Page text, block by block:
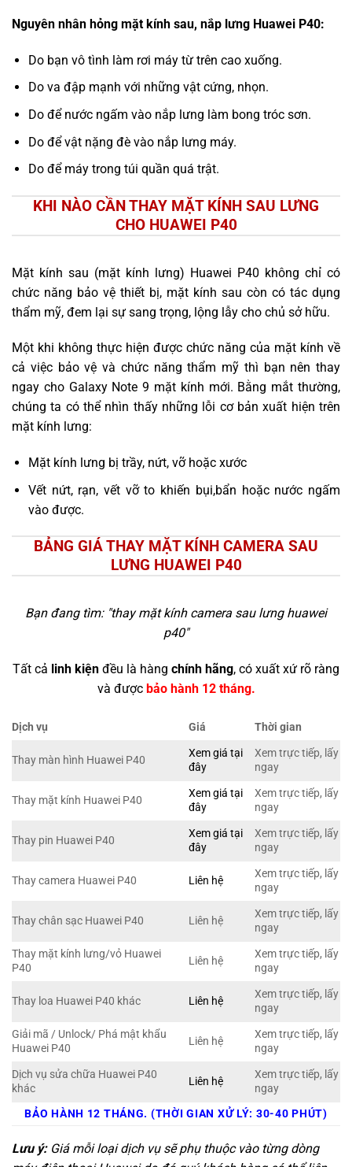
Nguyên nhân hỏng mặt kính sau, nắp lưng Huawei P40:
Do bạn vô tình làm rơi máy từ trên cao xuống.
Do va đập mạnh với những vật cứng, nhọn.
Do để nước ngấm vào nắp lưng làm bong tróc sơn.
Do để vật nặng đè vào nắp lưng máy.
Do để máy trong túi quần quá trật.
KHI NÀO CẦN THAY MẶT KÍNH SAU LƯNG
CHO HUAWEI P40
Mặt kính sau (mặt kính lưng) Huawei P40 không chỉ có
chức năng bảo vệ thiết bị, mặt kính sau còn có tác dụng
thẩm mỹ, đem lại sự sang trọng, lộng lẫy cho chủ sở hữu.
Một khi không thực hiện được chức năng của mặt kính về
cả việc bảo vệ và chức năng thẩm mỹ thì bạn nên thay
ngay cho Galaxy Note 9 mặt kính mới. Bằng mắt thường,
chúng ta có thể nhìn thấy những lỗi cơ bản xuất hiện trên
mặt kính lưng:
Mặt kính lưng bị trầy, nứt, vỡ hoặc xước
Vết nứt, rạn, vết vỡ to khiến bụi,bẩn hoặc nước ngấm
vào được.
BẢNG GIÁ THAY MẶT KÍNH CAMERA SAU
LƯNG HUAWEI P40
Bạn đang tìm: "thay mặt kính camera sau lưng huawei
p40"
Tất cả linh kiện đều là hàng chính hãng, có xuất xứ rõ ràng
và được bảo hành 12 tháng.
Dịch vụ Giá Thời gian
Thay màn hình Huawei P40
Xem giá tại
đây
Xem trực tiếp, lấy
ngay
Thay mặt kính Huawei P40
Xem giá tại
đây
Xem trực tiếp, lấy
ngay
Thay pin Huawei P40
Xem giá tại
đây
Xem trực tiếp, lấy
ngay
Thay camera Huawei P40 Liên hệ
Xem trực tiếp, lấy
ngay
Thay chân sạc Huawei P40 Liên hệ
Xem trực tiếp, lấy
ngay
Thay mặt kính lưng/vỏ Huawei
P40
Liên hệ
Xem trực tiếp, lấy
ngay
Thay loa Huawei P40 khác Liên hệ
Xem trực tiếp, lấy
ngay
Giải mã / Unlock/ Phá mật khẩu
Huawei P40
Liên hệ
Xem trực tiếp, lấy
ngay
Dịch vụ sửa chữa Huawei P40
khác
Liên hệ
Xem trực tiếp, lấy
ngay
BẢO HÀNH 12 THÁNG. (THỜI GIAN XỬ LÝ: 30-40 PHÚT)
Lưu ý:Giá mỗi loại dịch vụ sẽ phụ thuộc vào từng dòng